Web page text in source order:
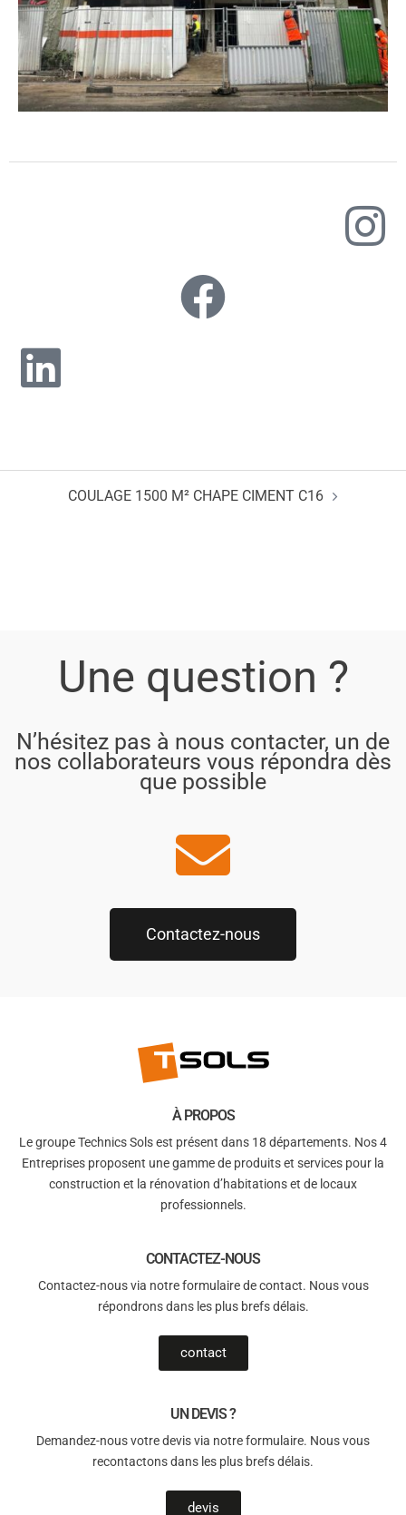
COULAGE 1500 M² CHAPE CIMENT C16
Une question ?
N’hésitez pas à nous contacter, un de
nos collaborateurs vous répondra dès
que possible
Contactez-nous
À PROPOS
Le groupe Technics Sols est présent dans 18 départements. Nos 4
Entreprises proposent une gamme de produits et services pour la
construction et la rénovation d’habitations et de locaux
professionnels.
CONTACTEZ-NOUS
Contactez-nous via notre formulaire de contact. Nous vous
répondrons dans les plus brefs délais.
contact
UN DEVIS ?
Demandez-nous votre devis via notre formulaire. Nous vous
recontactons dans les plus brefs délais.
devis